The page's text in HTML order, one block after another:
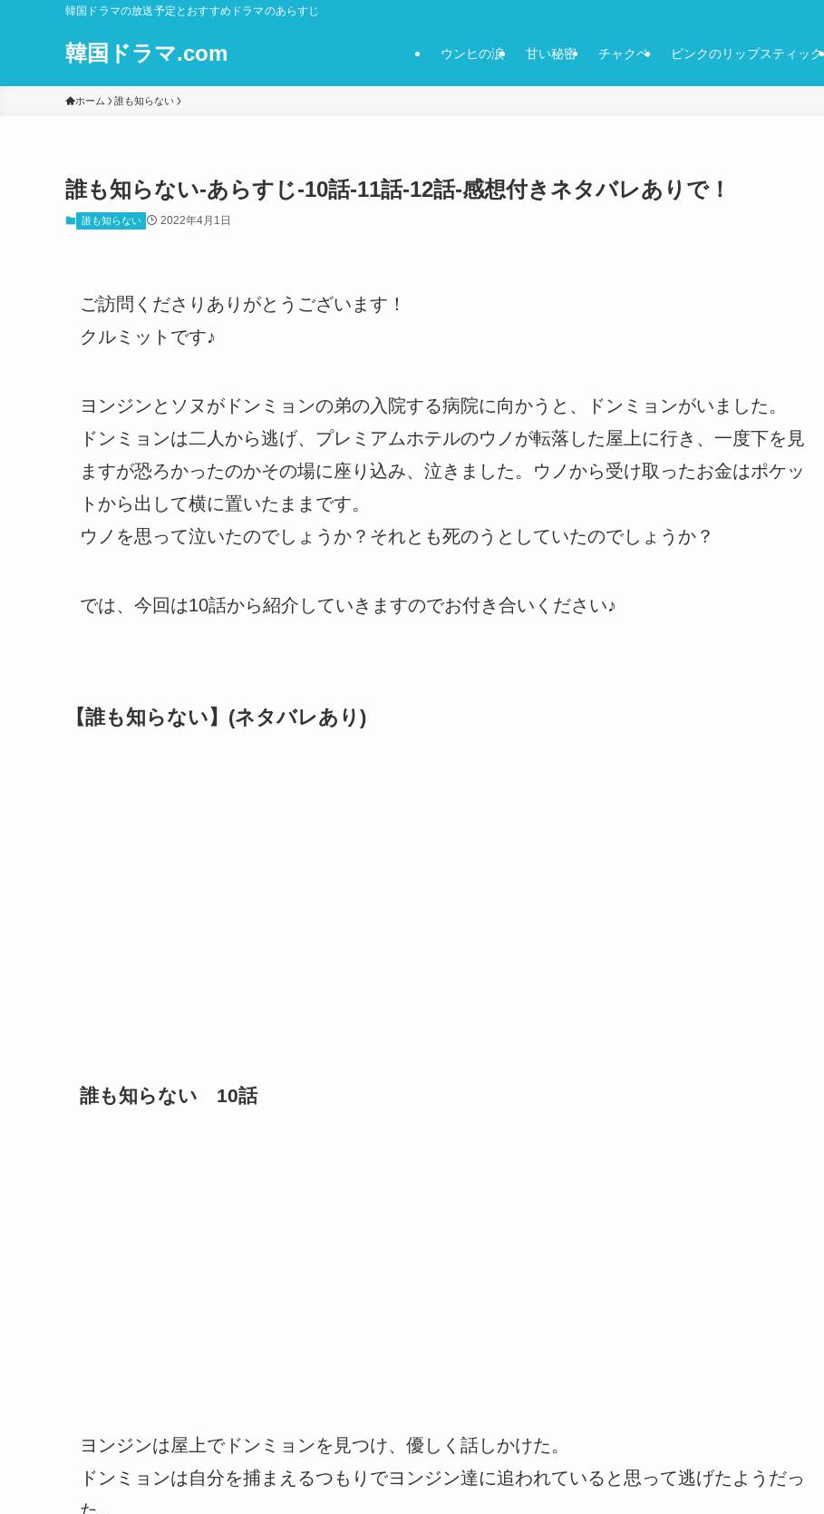
韓国ドラマの放送予定とおすすめドラマのあらすじ
韓国ドラマ.com ウンヒの涙 甘い秘密 チャクペ ピンクのリップスティック
ホーム 誰も知らない
誰も知らない-あらすじ-10話-11話-12話-感想付きネタバレありで！
誰も知らない 2022年4月1日
ご訪問くださりありがとうございます！
クルミットです♪
ヨンジンとソヌがドンミョンの弟の入院する病院に向かうと、ドンミョンがいました。
ドンミョンは二人から逃げ、プレミアムホテルのウノが転落した屋上に行き、一度下を見
ますが恐ろかったのかその場に座り込み、泣きました。ウノから受け取ったお金はポケッ
トから出して横に置いたままです。
ウノを思って泣いたのでしょうか？それとも死のうとしていたのでしょうか？
では、今回は10話から紹介していきますのでお付き合いください♪
【誰も知らない】(ネタバレあり)
誰も知らない 10話
ヨンジンは屋上でドンミョンを見つけ、優しく話しかけた。
ドンミョンは自分を捕まえるつもりでヨンジン達に追われていると思って逃げたようだっ